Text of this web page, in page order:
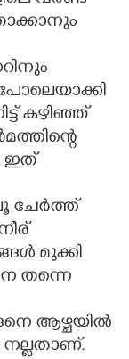
കഴിഞ്ഞ്
ഇത്
ചേർത്ത്
മുക്കി
തന്നെ
ആഴ്ചയിൽ
നല്ലതാണ്.